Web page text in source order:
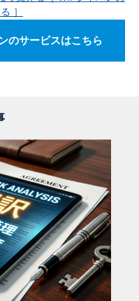
］
のサービスはこちら